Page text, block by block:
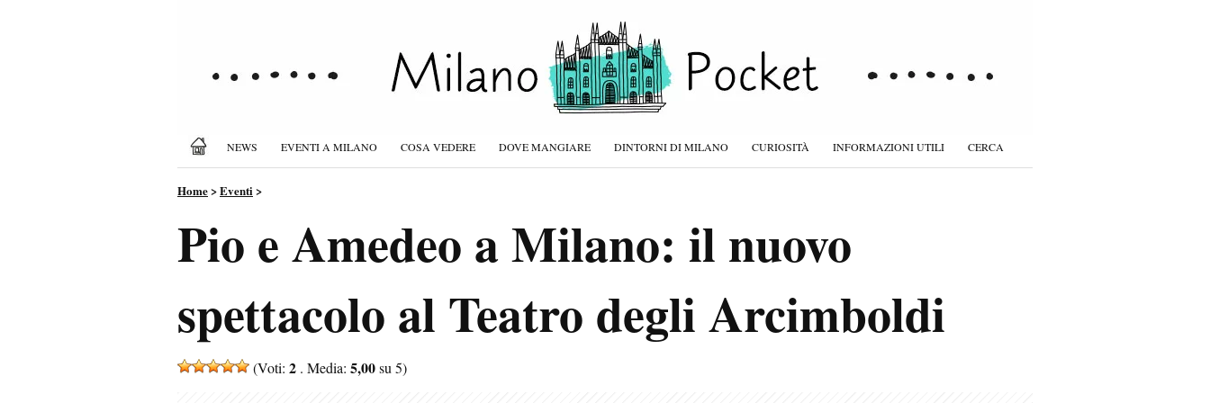
NEWS EVENTI A MILANO COSA VEDERE DOVE MANGIARE DINTORNI DI MILANO CURIOSITÀ INFORMAZIONI UTILI CERCA
Home>Eventi>
Pio e Amedeo a Milano: il nuovo
spettacolo al Teatro degli Arcimboldi
(Voti: 2 . Media: 5,00su 5)